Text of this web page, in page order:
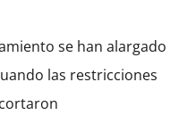
se han alargado
las restricciones